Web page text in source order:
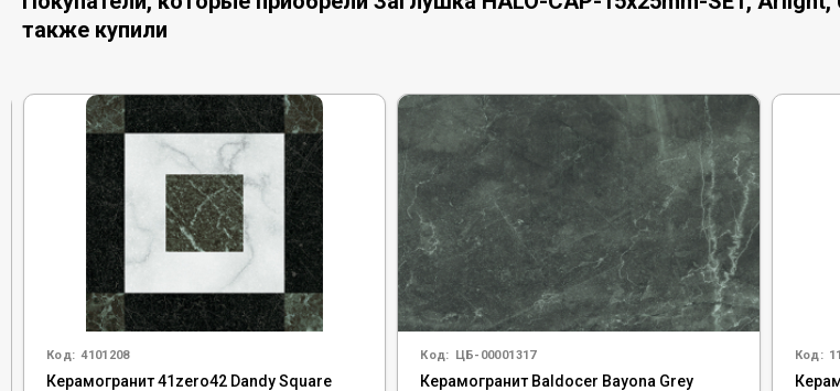
также купили
Код: 4101208
Керамогранит 41zero42 Dandy Square
Код: ЦБ-00001317
Керамогранит Baldocer Bayona Grey
Код: